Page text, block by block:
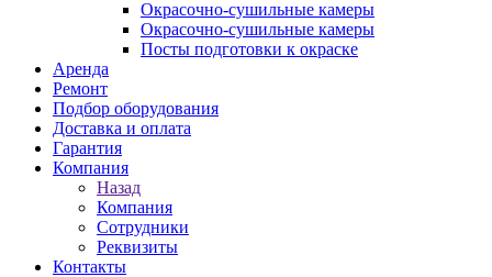
Окрасочно-сушильные камеры
Окрасочно-сушильные камеры
Посты подготовки к окраске
Аренда
Ремонт
Подбор оборудования
Доставка и оплата
Гарантия
Компания
Назад
Компания
Сотрудники
Реквизиты
Контакты